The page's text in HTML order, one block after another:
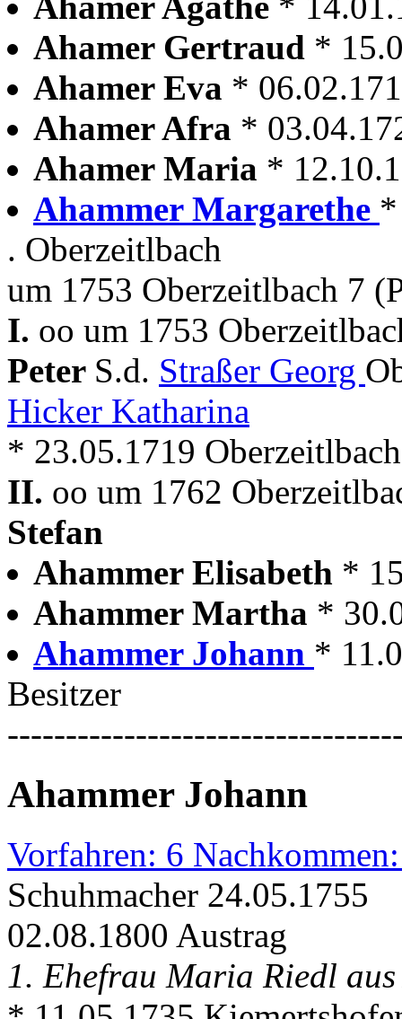
Ahamer Gertraud *
Ahamer Eva *
Ahamer Afra *
Ahamer Maria *
Ahammer Margarethe *
. Oberzeitlbach
um 1753 Oberzeitlbach 7
I. oo um 1753
Peter S.d. Straßer Georg
Hicker Katharina
* 23.05.1719
II. oo um 1762
Stefan
Ahammer Elisabeth *
Ahammer Martha *
Ahammer Johann *
Besitzer
Ahammer Johann
Vorfahren: 6
Schuhmacher 24.05.1755
02.08.1800 Austrag
1. Ehefrau Maria Riedl